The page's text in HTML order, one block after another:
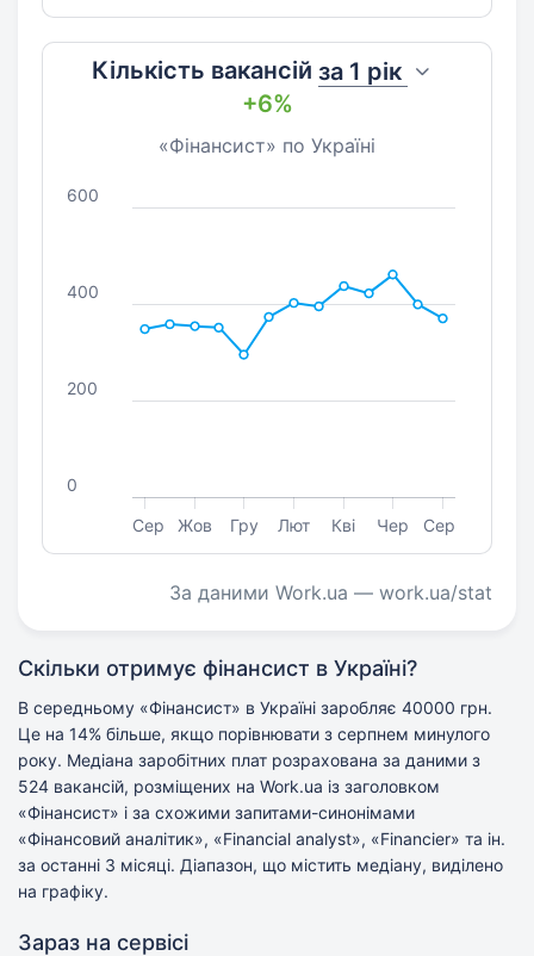
Кількість вакансій за 1 рік
+6%
«Фінансист» по Україні
Сер Жов Гру Лют Кві Чер Сер
0
200
400
600
За даними Work.ua — work.ua/stat
Скільки отримує фінансист в Україні?
В середньому «Фінансист» в Україні заробляє 40000 грн.
Це на 14% більше, якщо порівнювати з серпнем минулого
року. Медіана заробітних плат розрахована за даними з
524 вакансій, розміщених на Work.ua із заголовком
«Фінансист» і за схожими запитами-синонімами
«Фінансовий аналітик», «Financial analyst», «Financier» та ін.
за останні 3 місяці. Діапазон, що містить медіану, виділено
на графіку.
Зараз на сервісі